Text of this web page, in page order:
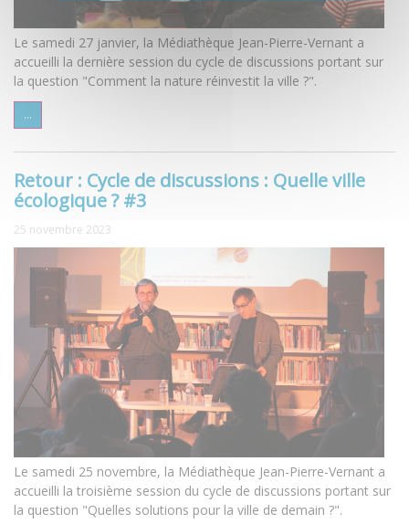
Le samedi 27 janvier, la Médiathèque Jean-Pierre-Vernant a
accueilli la dernière session du cycle de discussions portant sur
la question "Comment la nature réinvestit la ville ?".
...
Retour : Cycle de discussions : Quelle ville
écologique ? #3
25 novembre 2023
Le samedi 25 novembre, la Médiathèque Jean-Pierre-Vernant a
accueilli la troisième session du cycle de discussions portant sur
la question "Quelles solutions pour la ville de demain ?".